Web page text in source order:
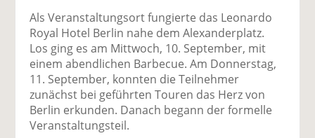
o
k
te
il
e
n
te
il
e
n
er
se
n
d
e
Als Veranstaltungsort fungierte das Leonardo
Royal Hotel Berlin nahe dem Alexanderplatz.
Los ging es am Mittwoch, 10. September, mit
einem abendlichen Barbecue. Am Donnerstag,
11. September, konnten die Teilnehmer
zunächst bei geführten Touren das Herz von
Berlin erkunden. Danach begann der formelle
Veranstaltungsteil.